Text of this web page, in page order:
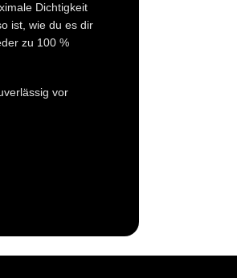
Dichtigkeit
ist, wie du es dir
zu 100 %
vor